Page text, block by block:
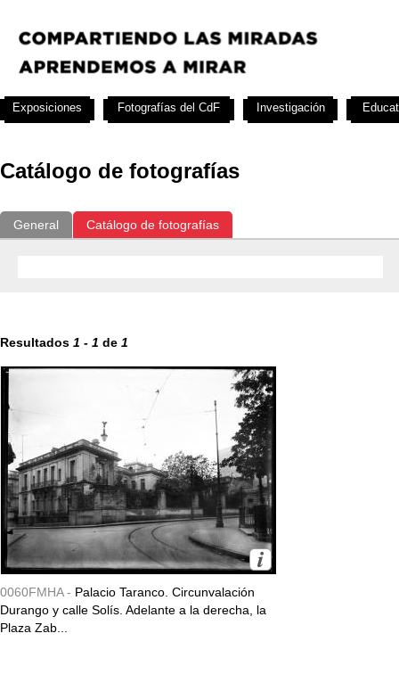
Catálogo de fotografías
General Catálogo de fotografías
Resultados 1 - 1 de 1
0060FMHA - Palacio Taranco. Circunvalación
Durango y calle Solís. Adelante a la derecha, la
Plaza Zab...
Exposiciones Fotografías del CdF Investigación